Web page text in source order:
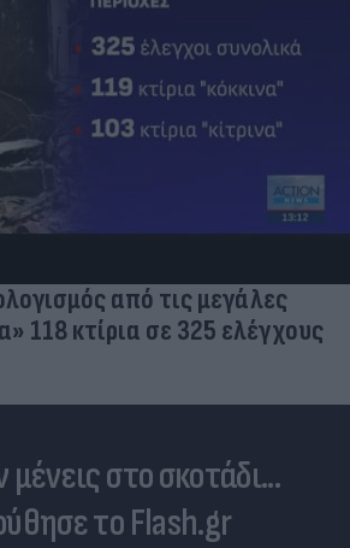
από τις μεγάλες
118 κτίρια σε 325 ελέγχους
μένεις στο σκοτάδι...
το Flash.gr